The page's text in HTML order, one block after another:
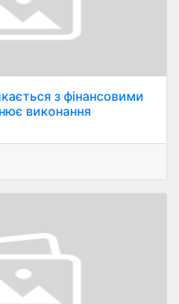
з фінансовими
виконання